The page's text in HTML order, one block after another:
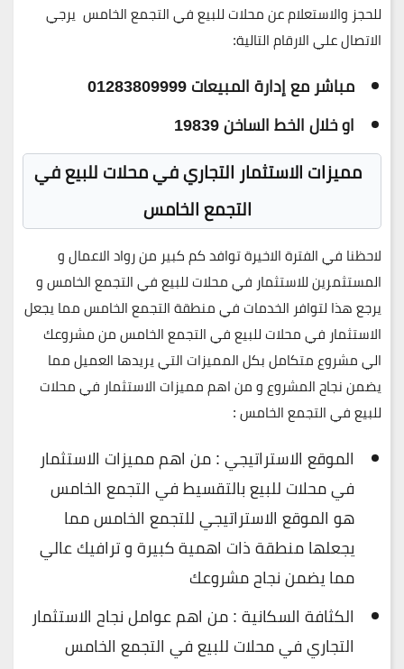
للحجز والاستعلام عن محلات للبيع في التجمع الخامس يرجي
الاتصال علي الارقام التالية:
مباشر مع إدارة المبيعات 01283809999
او خلال الخط الساخن 19839
مميزات الاستثمار التجاري في محلات للبيع في
التجمع الخامس
لاحظنا في الفترة الاخيرة توافد كم كبير من رواد الاعمال و
المستثمرين للاستثمار في محلات للبيع في التجمع الخامس و
يرجع هذا لتوافر الخدمات في منطقة التجمع الخامس مما يجعل
الاستثمار في محلات للبيع في التجمع الخامس من مشروعك
الي مشروع متكامل بكل المميزات التي يريدها العميل مما
يضمن نجاح المشروع و من اهم مميزات الاستثمار في محلات
للبيع في التجمع الخامس :
الموقع الاستراتيجي : من اهم مميزات الاستثمار
في محلات للبيع بالتقسيط في التجمع الخامس
هو الموقع الاستراتيجي للتجمع الخامس مما
يجعلها منطقة ذات اهمية كبيرة و ترافيك عالي
مما يضمن نجاح مشروعك
الكثافة السكانية : من اهم عوامل نجاح الاستثمار
التجاري في محلات للبيع في التجمع الخامس